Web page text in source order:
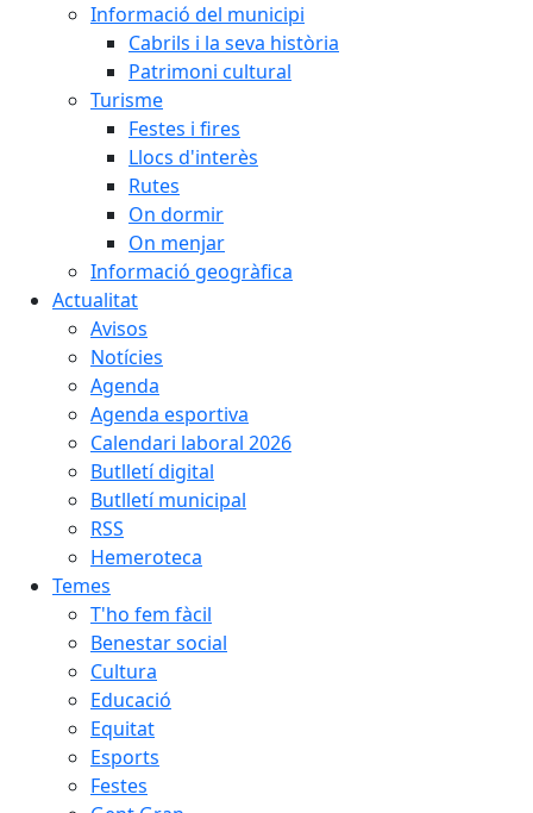
Informació del municipi
Cabrils i la seva història
Patrimoni cultural
Turisme
Festes i fires
Llocs d'interès
Rutes
On dormir
On menjar
Informació geogràfica
Actualitat
Avisos
Notícies
Agenda
Agenda esportiva
Calendari laboral 2026
Butlletí digital
Butlletí municipal
RSS
Hemeroteca
Temes
T'ho fem fàcil
Benestar social
Cultura
Educació
Equitat
Esports
Festes